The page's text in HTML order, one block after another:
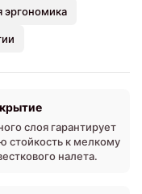
эргономика
слоя гарантирует
стойкость к мелкому
налета.